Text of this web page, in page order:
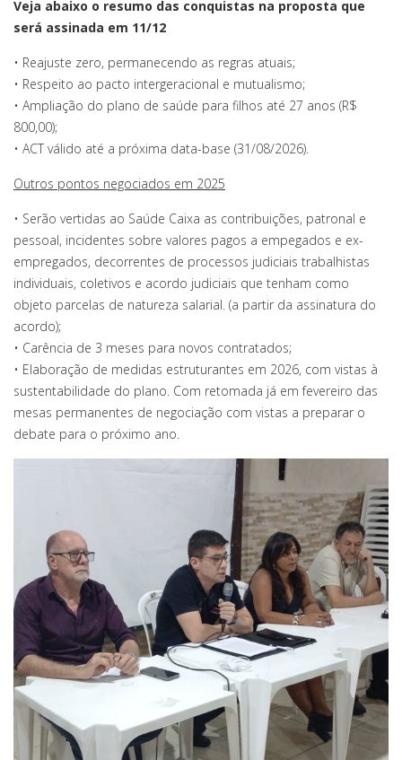
Veja abaixo o resumo das conquistas na proposta que
será assinada em 11/12
• Reajuste zero, permanecendo as regras atuais;
• Respeito ao pacto intergeracional e mutualismo;
• Ampliação do plano de saúde para filhos até 27 anos (R$
800,00);
• ACT válido até a próxima data-base (31/08/2026).
Outros pontos negociados em 2025
• Serão vertidas ao Saúde Caixa as contribuições, patronal e
pessoal, incidentes sobre valores pagos a empegados e ex-
empregados, decorrentes de processos judiciais trabalhistas
individuais, coletivos e acordo judiciais que tenham como
objeto parcelas de natureza salarial. (a partir da assinatura do
acordo);
• Carência de 3 meses para novos contratados;
• Elaboração de medidas estruturantes em 2026, com vistas à
sustentabilidade do plano. Com retomada já em fevereiro das
mesas permanentes de negociação com vistas a preparar o
debate para o próximo ano.